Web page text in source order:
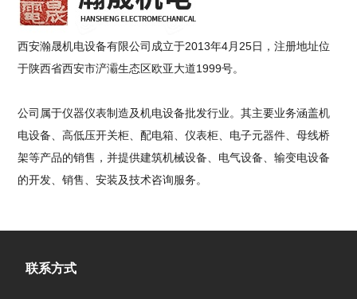
西安瀚晟机电设备有限公司成立于2013年4月25日，注册地址位
于陕西省西安市浐灞生态区欧亚大道1999号。
公司属于仪器仪表制造及机电设备批发行业。其主要业务涵盖机
电设备、高低压开关柜、配电箱、仪表柜、电子元器件、母线桥
架等产品的销售，并提供建筑机械设备、电气设备、输变电设备
的开发、销售、安装及技术咨询服务。
联系方式